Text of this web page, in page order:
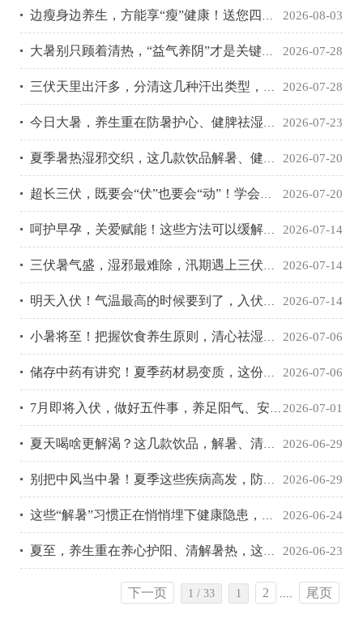
2026-08-03
边瘦身边养生，方能享“瘦”健康！送您四个体重管理养生药膳
2026-07-28
大暑别只顾着清热，“益气养阴”才是关键，饮食记住这四个字
2026-07-28
三伏天里出汗多，分清这几种汗出类型，对症调理才有效
2026-07-23
今日大暑，养生重在防暑护心、健脾祛湿，这些健康小贴士请收好
2026-07-20
夏季暑热湿邪交织，这几款饮品解暑、健脾，还祛湿
2026-07-20
超长三伏，既要会“伏”也要会“动”！学会这些方法，消暑又强体
2026-07-14
呵护早孕，关爱赋能！这些方法可以缓解早孕不适~
2026-07-14
三伏暑气盛，湿邪最难除，汛期遇上三伏天，中医教您祛湿四步走
2026-07-14
明天入伏！气温最高的时候要到了，入伏之后要做到“三防三多”
2026-07-06
小暑将至！把握饮食养生原则，清心祛湿不伤阳～
2026-07-06
储存中药有讲究！夏季药材易变质，这份保存指南请收好~
2026-07-01
7月即将入伏，做好五件事，养足阳气、安度伏天
2026-06-29
夏天喝啥更解渴？这几款饮品，解暑、清热、化湿！
2026-06-29
别把中风当中暑！夏季这些疾病高发，防护方法请收好
2026-06-24
这些“解暑”习惯正在悄悄埋下健康隐患，中医劝您少做5件“伤身事”
2026-06-23
夏至，养生重在养心护阳、清解暑热，这些健康小贴士请收好
下一页 1 / 33 1 2 .... 尾页